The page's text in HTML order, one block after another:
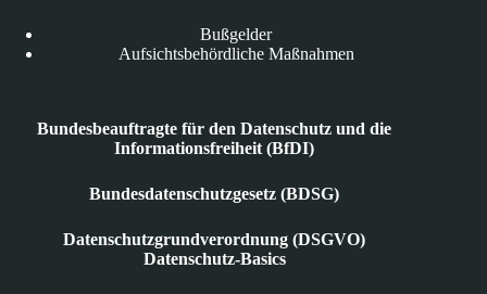
Bußgelder
Aufsichtsbehördliche Maßnahmen
Bundesbeauftragte für den Datenschutz und die
Informationsfreiheit (BfDI)
Bundesdatenschutzgesetz (BDSG)
Datenschutzgrundverordnung (DSGVO)
Datenschutz-Basics